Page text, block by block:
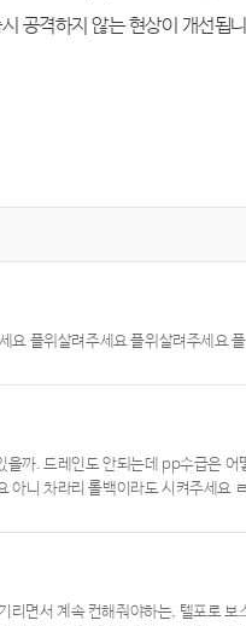
공격하지 않는 현상이 개선됩
요 플위살려주세요 플위살려주세요
까. 드레인도 안되는데 pp수급은
아니 차라리 롤백이라도 시켜주세요
면서 계속 컨해줘야하는, 텔포로